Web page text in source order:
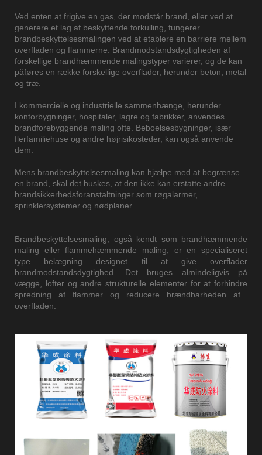
Ved enten at frigive en gas, der modstår brand, eller ved at
generere et lag af beskyttende forkulling, fungerer
brandbeskyttelsesmalingen ved at etablere en barriere mellem
overfladen og flammerne. Brandmodstandsdygtigheden af ​​
forskellige brandhæmmende malingstyper varierer, og de kan
påføres en række forskellige overflader, herunder beton, metal
og træ.
I kommercielle og industrielle sammenhænge, ​​herunder
kontorbygninger, hospitaler, lagre og fabrikker, anvendes
brandforebyggende maling ofte. Beboelsesbygninger, især
flerfamiliehuse og andre højrisikosteder, kan også anvende
dem.
Mens brandbeskyttelsesmaling kan hjælpe med at begrænse
en brand, skal det huskes, at den ikke kan erstatte andre
brandsikkerhedsforanstaltninger som røgalarmer,
sprinklersystemer og nødplaner.
Brandbeskyttelsesmaling, også kendt som brandhæmmende
maling eller flammehæmmende maling, er en specialiseret
type belægning designet til at give overflader
brandmodstandsdygtighed. Det bruges almindeligvis på
vægge, lofter og andre strukturelle elementer for at forhindre
spredning af flammer og reducere brændbarheden af ​​
overfladen.